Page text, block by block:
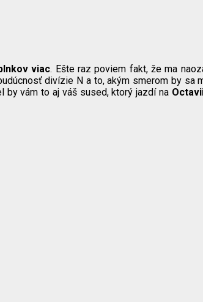
viac. Ešte raz poviem fakt, že ma
divízie N a to, akým smerom by sa
by vám to aj váš sused, ktorý jazdí na